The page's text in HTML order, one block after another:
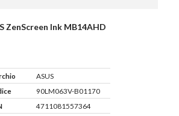
ZenScreen Ink MB14AHD
ASUS
90LM063V-B01170
4711081557364